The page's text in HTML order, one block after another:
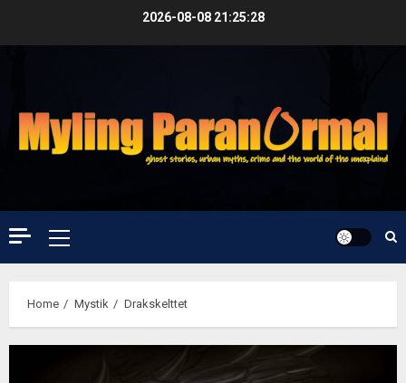
2026-08-08 21:25:29
Primary
Menu
Home Mystik Drakskelttet